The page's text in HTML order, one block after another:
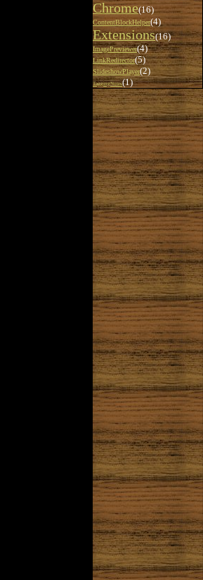
Chrome(16)
ContentBlockHelper(4)
Extensions(16)
ImagePreviewer(4)
LinkRedirector(5)
SlideshowPlayer(2)
TaggingNotes(1)